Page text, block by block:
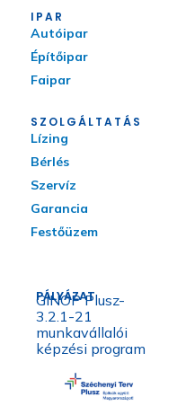
IPAR
Autóipar
Építőipar
Faipar
SZOLGÁLTATÁS
Lízing
Bérlés
Szervíz
Garancia
Festőüzem
PÁLYÁZAT
GINOP Plusz-
3.2.1-21
munkavállalói
képzési program